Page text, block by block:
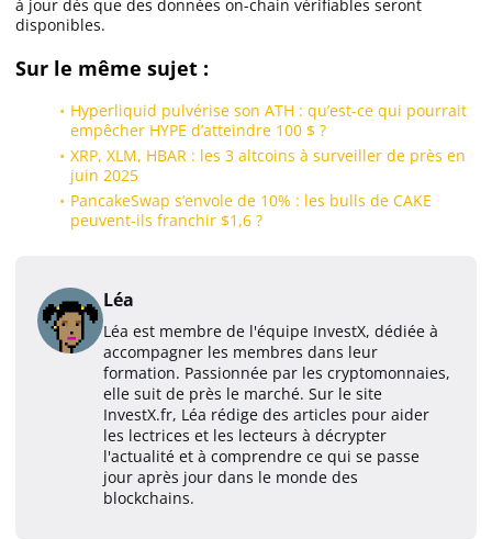
à jour dès que des données on-chain vérifiables seront
disponibles.
Sur le même sujet :
Hyperliquid pulvérise son ATH : qu’est-ce qui pourrait
empêcher HYPE d’atteindre 100 $ ?
XRP, XLM, HBAR : les 3 altcoins à surveiller de près en
juin 2025
PancakeSwap s’envole de 10% : les bulls de CAKE
peuvent-ils franchir $1,6 ?
Léa
Léa est membre de l'équipe InvestX, dédiée à
accompagner les membres dans leur
formation. Passionnée par les cryptomonnaies,
elle suit de près le marché. Sur le site
InvestX.fr, Léa rédige des articles pour aider
les lectrices et les lecteurs à décrypter
l'actualité et à comprendre ce qui se passe
jour après jour dans le monde des
blockchains.